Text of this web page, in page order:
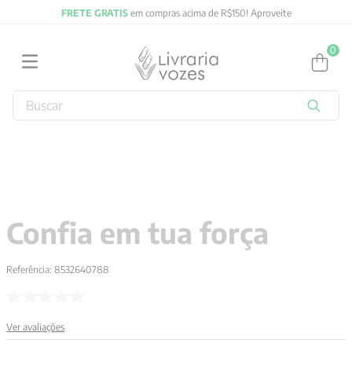
FRETE GRATISem compras acima de R$150! Aproveite
0
Buscar
Confia em tua força
Referência: 8532640788
Ver avaliações
4 º jung
5 byung chul han